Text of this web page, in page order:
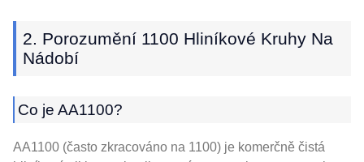
2. Porozumění 1100 Hliníkové Kruhy Na
Nádobí
Co je AA1100?
AA1100 (často zkracováno na 1100) je komerčně čistá